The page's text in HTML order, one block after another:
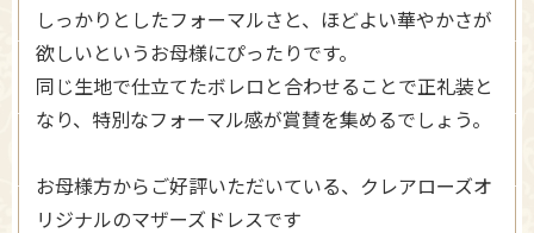
しっかりとしたフォーマルさと、ほどよい華やかさが
欲しいというお母様にぴったりです。
同じ生地で仕立てたボレロと合わせることで正礼装と
なり、特別なフォーマル感が賞賛を集めるでしょう。
お母様方からご好評いただいている、クレアローズオ
リジナルのマザーズドレスです